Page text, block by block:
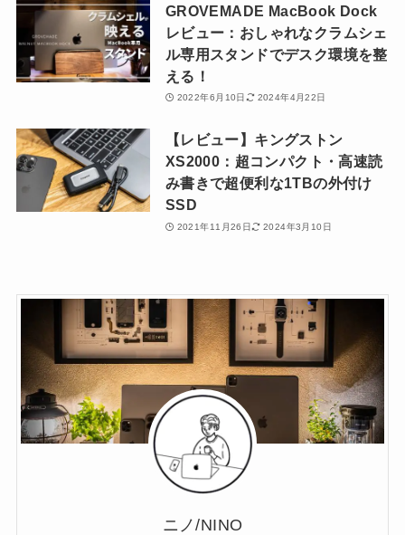
GROVEMADE MacBook Dock
レビュー：おしゃれなクラムシェ
ル専用スタンドでデスク環境を整
える！
2022年6月10日 2024年4月22日
【レビュー】キングストン
XS2000：超コンパクト・高速読
み書きで超便利な1TBの外付け
SSD
2021年11月26日 2024年3月10日
ニノ/NINO